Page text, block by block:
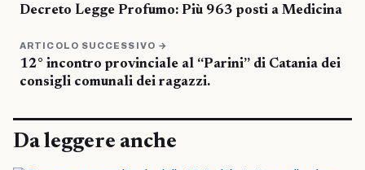
Decreto Legge Profumo: Più 963 posti a Medicina
ARTICOLO SUCCESSIVO →
12° incontro provinciale al “Parini” di Catania dei
consigli comunali dei ragazzi.
Da leggere anche